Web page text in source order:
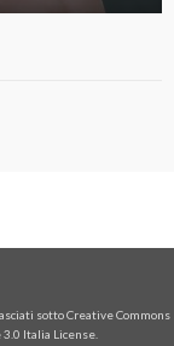
sotto Creative Commons
Italia License.